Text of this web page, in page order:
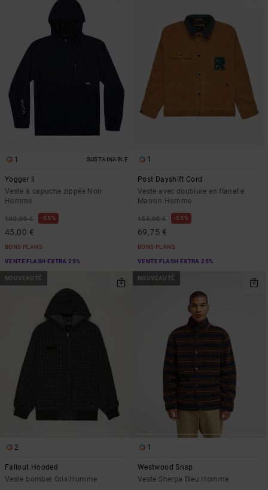
1 SUSTAINABLE
Yogger Ii
Veste à capuche zippée Noir
Homme
100,00 € 55%
45,00 €
BONS PLANS
VENTE FLASH EXTRA 25%
1
Post Dayshift Cord
Veste avec doublure en flanelle
Marron Homme
155,00 € 55%
69,75 €
BONS PLANS
VENTE FLASH EXTRA 25%
NOUVEAUTÉ
2
Fallout Hooded
Veste bomber Gris Homme
NOUVEAUTÉ
1
Westwood Snap
Veste Sherpa Bleu Homme